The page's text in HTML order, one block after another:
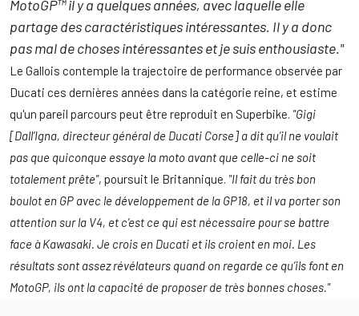
MotoGP™ il y a quelques années, avec laquelle elle
partage des caractéristiques intéressantes. Il y a donc
pas mal de choses intéressantes et je suis enthousiaste."
Le Gallois contemple la trajectoire de performance observée par
Ducati ces dernières années dans la catégorie reine, et estime
qu'un pareil parcours peut être reproduit en Superbike. "Gigi
[Dall’Igna, directeur général de Ducati Corse] a dit qu’il ne voulait
pas que quiconque essaye la moto avant que celle-ci ne soit
totalement prête", poursuit le Britannique. "Il fait du très bon
boulot en GP avec le développement de la GP18, et il va porter son
attention sur la V4, et c’est ce qui est nécessaire pour se battre
face à Kawasaki. Je crois en Ducati et ils croient en moi. Les
résultats sont assez révélateurs quand on regarde ce qu’ils font en
MotoGP, ils ont la capacité de proposer de très bonnes choses."